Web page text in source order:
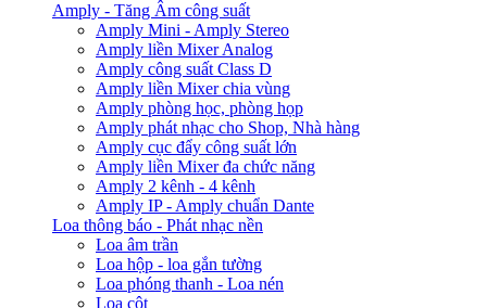
Amply - Tăng Âm công suất
Amply Mini - Amply Stereo
Amply liền Mixer Analog
Amply công suất Class D
Amply liền Mixer chia vùng
Amply phòng học, phòng họp
Amply phát nhạc cho Shop, Nhà hàng
Amply cục đẩy công suất lớn
Amply liền Mixer đa chức năng
Amply 2 kênh - 4 kênh
Amply IP - Amply chuẩn Dante
Loa thông báo - Phát nhạc nền
Loa âm trần
Loa hộp - loa gắn tường
Loa phóng thanh - Loa nén
Loa cột